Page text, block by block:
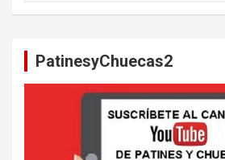
PatinesyChuecas2